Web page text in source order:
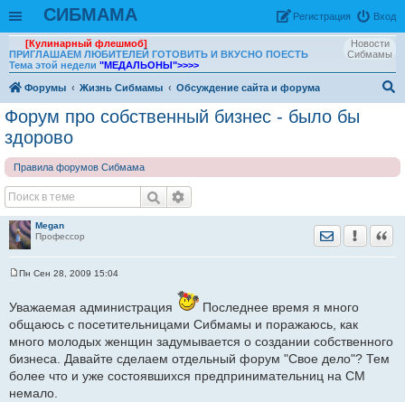
СИБМАМА Вход
Рeгиcтpaция
Новости
Сибмамы
[Кулинарный флешмоб]
ПРИГЛАШАЕМ ЛЮБИТЕЛЕЙ ГОТОВИТЬ И ВКУСНО ПОЕСТЬ
Тема этой недели "МЕДАЛЬОНЫ">>>>
Форумы Жизнь Сибмамы
Обсуждение сайта и форума
Форум про собственный бизнес - было бы
здорово
Правила форумов Сибмама
Megan
Профессор
Отправить
б
щ
н
и
Пн Сен 28, 2009 15:04
Уважаемая администрация
Последнее время я много
общаюсь с посетительницами Сибмамы и поражаюсь, как
много молодых женщин задумывается о создании собственного
бизнеса. Давайте сделаем отдельный форум "Свое дело"? Тем
более что и уже состоявшихся предпринимательниц на СМ
немало.